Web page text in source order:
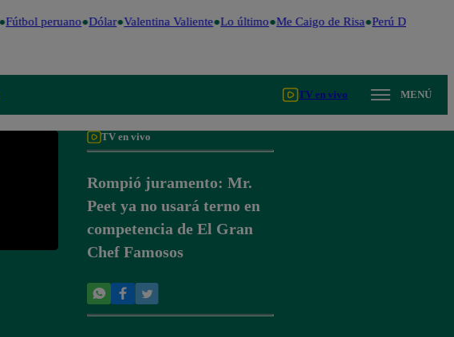
Fútbol peruano Dólar Valentina Valiente Lo último Me Caigo de Risa Perú Decide
TV en vivo MENÚ
TV en vivo
Rompió juramento: Mr.
Peet ya no usará terno en
competencia de El Gran
Chef Famosos